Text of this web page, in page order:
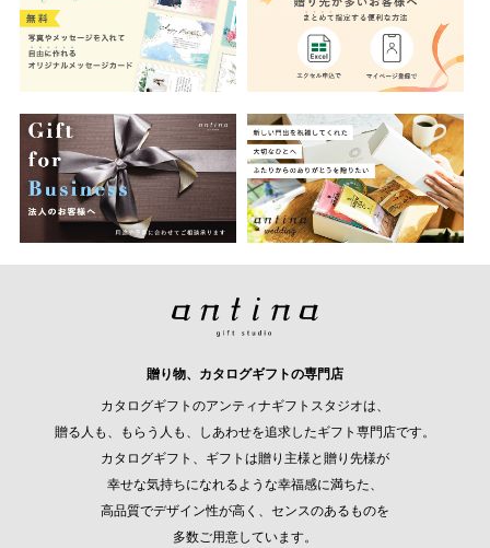
贈り物、カタログギフトの専門店
カタログギフトのアンティナギフトスタジオは、
贈る人も、もらう人も、しあわせを追求したギフト専門店です。
カタログギフト、ギフトは贈り主様と贈り先様が
幸せな気持ちになれるような幸福感に満ちた、
高品質でデザイン性が高く、センスのあるものを
多数ご用意しています。